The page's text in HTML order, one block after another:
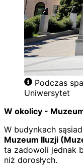
Podczas
Uniwersytet
W okolicy -
W budynkach
Muzeum Iluzji
ta zadowoli jednak
niż dorosłych.